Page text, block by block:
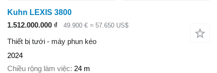
Kuhn LEXIS 3800
1.512.000.000 ₫
49.900 € ≈ 57.650 US$
Thiết bị tưới - máy phun kéo
2024
Chiều rộng làm việc 24 m